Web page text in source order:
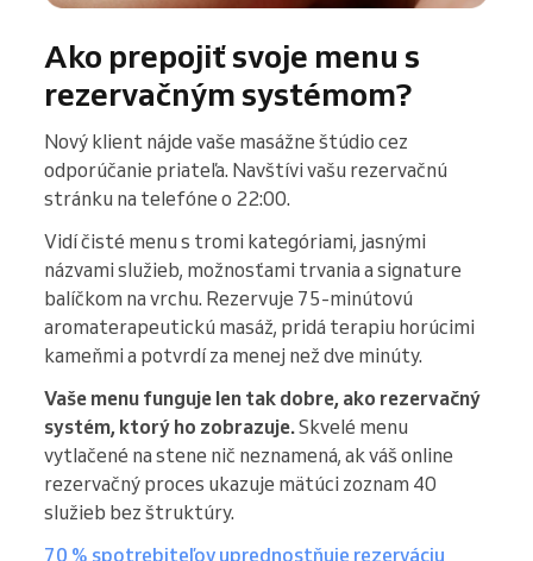
Ako prepojiť svoje menu s
rezervačným systémom?
Nový klient nájde vaše masážne štúdio cez
odporúčanie priateľa. Navštívi vašu rezervačnú
stránku na telefóne o 22:00.
Vidí čisté menu s tromi kategóriami, jasnými
názvami služieb, možnosťami trvania a signature
balíčkom na vrchu. Rezervuje 75-minútovú
aromaterapeutickú masáž, pridá terapiu horúcimi
kameňmi a potvrdí za menej než dve minúty.
Vaše menu funguje len tak dobre, ako rezervačný
systém, ktorý ho zobrazuje.Skvelé menu
vytlačené na stene nič neznamená, ak váš online
rezervačný proces ukazuje mätúci zoznam 40
služieb bez štruktúry.
70 % spotrebiteľov uprednostňuje rezerváciu